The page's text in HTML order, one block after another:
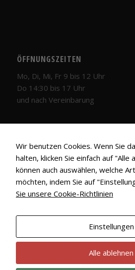
ÖFFNUNGSZEITEN
Mo, Di, Mi, Fr 9 bis 12 Uhr
Do 14:30 bis 17 Uhr
und nach Vereinbarung
LINKS
Kirche Schötmar
Stadtkirche Bad Salzuflen
Wir benutzen Cookies. Wenn Sie
halten, klicken Sie einfach auf "Alle
können auch auswählen, welche
möchten, indem Sie auf
Sie unsere Cookie-Richtlinien
Einstellungen
Alle ablehnen